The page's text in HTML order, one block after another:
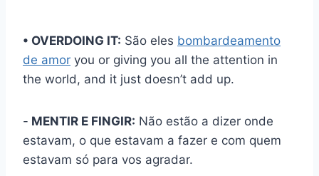
• OVERDOING IT: São eles bombardeamento
de amor you or giving you all the attention in
the world, and it just doesn’t add up.
- MENTIR E FINGIR: Não estão a dizer onde
estavam, o que estavam a fazer e com quem
estavam só para vos agradar.